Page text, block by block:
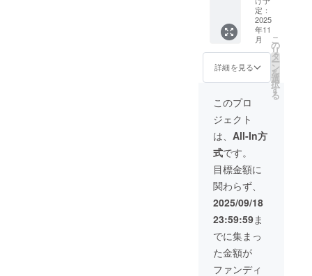
【当社規約
とご案内事
項】
●キャンセル
について
ご支援確定
後のキャン
セルは原則
としてお受
けしており
ません。あ
らかじめご
了承のう
え、ご支援
いただきま
すようお願
い申し上げ
┗収録
時間：
約2分間
┗提供
方法：
メッ
を記載
しま
す。
【配送
時期】
※製造状
況によ
り出荷
時期が
遅れる
場合が
ござい
ます。
※商品代
を安く
する為
→7,800
（税・
送料
込） ・
スキン
スクラ
バー ×
２ ・
USB
ケーブ
ル ×２
・マ
ニュア
ル（英
語） ×
２ ※本
製品の
説明動
画お渡
し予定
┗収録
時間：
約2分間
定：
2025
年11
月
詳細を見る
こ
の
リ
タ
ー
ン
を
選
択
す
る
このプロ
ジェクト
は、 All-In方
式です。
目標金額に
関わらず、
2025/09/18
23:59:59ま
でに集まっ
た金額が
ファンディ